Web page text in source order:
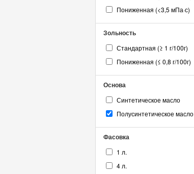
Пониженная (<3,5 мПа·с)
Зольность
Стандартная (≥ 1 г/100г)
Пониженная (≤ 0,8 г/100г)
Основа
Синтетическое масло
Полусинтетическое масло
Фасовка
1 л.
4 л.